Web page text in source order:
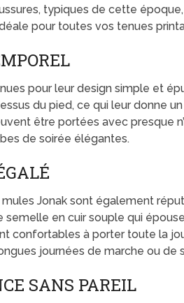
typiques de cette
pour toutes vos tenues
pour leur design simple et
du pied, ce qui leur donne
être portées avec presque
de soirée élégantes.
mules Jonak sont également
semelle en cuir souple qui
confortables à porter toute la
journées de marche ou de
SANS PAREIL